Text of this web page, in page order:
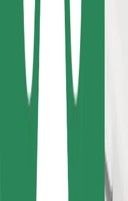
Bolt Food
Sõidukiparkidele
Restoranidele
Bolt for Business
Küpsised
Turvalisus